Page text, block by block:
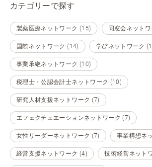
カテゴリーで探す
製薬医療ネットワーク (15) 同窓会ネット
国際ネットワーク (14) 学びネットワーク
事業承継ネットワーク (10)
税理士・公認会計士ネットワーク (10)
研究人材支援ネットワーク (7)
エフェクチュエーションネットワーク (7)
女性リーダーネットワーク (7) 事業構想ネ
経営支援ネットワーク (4) 技術経営ネット